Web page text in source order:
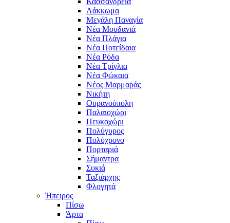
Λάκκωμα
Μεγάλη Παναγία
Νέα Μουδανιά
Νέα Πλάγια
Νέα Ποτείδαια
Νέα Ρόδα
Νέα Τρίγλια
Νέα Φώκαια
Νέος Μαρμαράς
Νικήτη
Ουρανούπολη
Παλαιοχώρι
Πευκοχώρι
Πολύγυρος
Πολύχρονο
Πορταριά
Σήμαντρα
Συκιά
Ταξιάρχης
Φλογητά
Ήπειρος
Πίσω
Άρτα